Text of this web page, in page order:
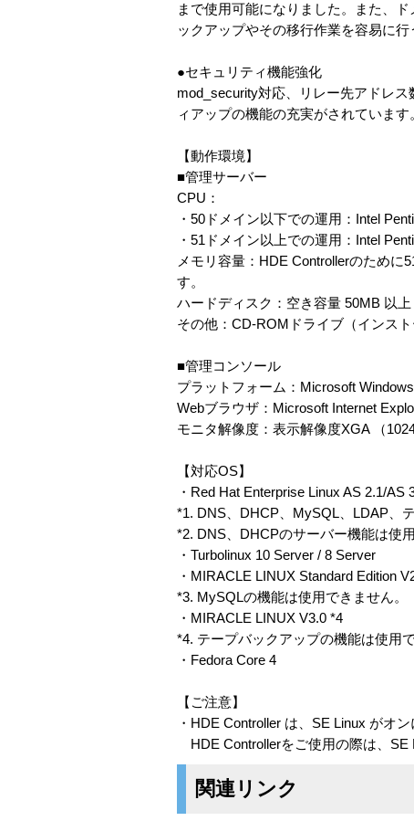
まで使用可能になりました。また、
ックアップやその移行作業を容易に行
●セキュリティ機能強化
mod_security対応、リレー先アドレ
ィアップの機能の充実がされています
【動作環境】
■管理サーバー
CPU：
・50ドメイン以下での運用：Intel
・51ドメイン以上での運用：Intel
メモリ容量：HDE Controllerのため
す。
ハードディスク：空き容量 50MB 以上
その他：CD-ROMドライブ（インス
■管理コンソール
プラットフォーム：Microsoft
Webブラウザ：Microsoft Internet
モニタ解像度：表示解像度XGA （
【対応OS】
・Red Hat Enterprise Linux AS 2.1/
*1. DNS、DHCP、MySQL、LDAP、
*2. DNS、DHCPのサーバー機能は使
・Turbolinux 10 Server / 8 Server
・MIRACLE LINUX Standard Edition
*3. MySQLの機能は使用できません。
・MIRACLE LINUX V3.0 *4
*4. テープバックアップの機能は使用で
・Fedora Core 4
【ご注意】
・HDE Controller は、SE Linux がオ
HDE Controllerをご使用の際は、SE
関連リンク